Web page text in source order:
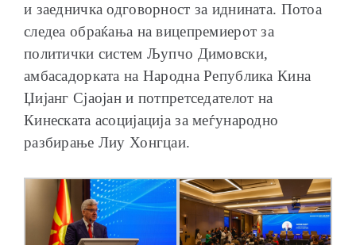
и заедничка одговорност за иднината. Потоа
следеа обраќања на вицепремиерот за
политички систем Љупчо Димовски,
амбасадорката на Народна Република Кина
Џијанг Сјаојан и потпретседателот на
Кинеската асоцијација за меѓународно
разбирање Лиу Хонгцаи.